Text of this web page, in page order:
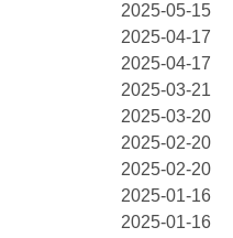
2025-05-15
2025-04-17
2025-04-17
2025-03-21
2025-03-20
2025-02-20
2025-02-20
2025-01-16
2025-01-16